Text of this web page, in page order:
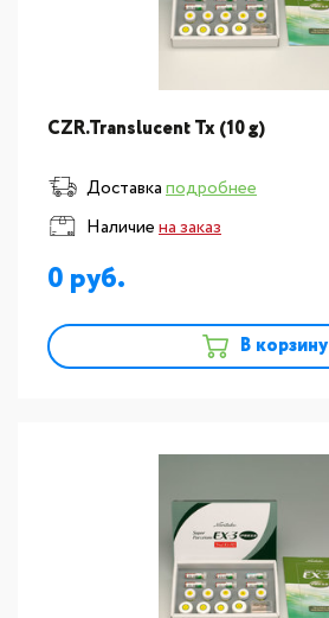
CZR.Translucent Tx (10 g)
Доставкаподробнее
Наличиена заказ
0
В корзину